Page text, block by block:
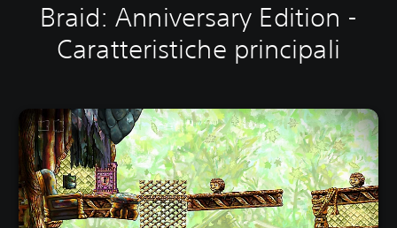
Braid: Anniversary Edition -
Caratteristiche principali